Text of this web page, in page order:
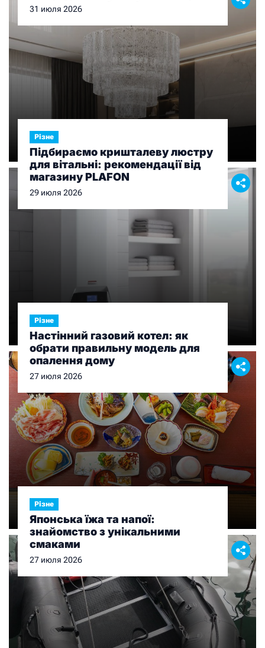
31 июля 2026
Різне
Підбираємо кришталеву люстру
для вітальні: рекомендації від
магазину PLAFON
29 июля 2026
Різне
Настінний газовий котел: як
обрати правильну модель для
опалення дому
27 июля 2026
Різне
Японська їжа та напої:
знайомство з унікальними
смаками
27 июля 2026